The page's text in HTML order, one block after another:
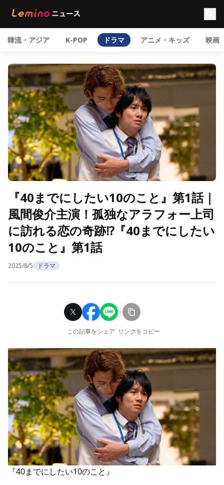
韓流・アジア K-POP ドラマ アニメ・キッズ 映画
『40までにしたい10のこと』第1話｜
風間俊介主演！孤独なアラフォー上司
に訪れる恋の奇跡⁉『40までにしたい
10のこと』第1話
2025/8/5 ドラマ
この記事をシェア リンクをコピー
『40までにしたい10のこと』